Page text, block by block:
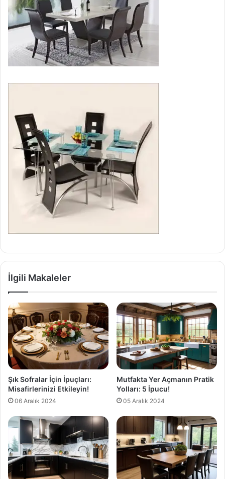
İlgili Makaleler
Şık Sofralar İçin İpuçları:
Misafirlerinizi Etkileyin!
06 Aralık 2024
Mutfakta Yer Açmanın Pratik
Yolları: 5 İpucu!
05 Aralık 2024